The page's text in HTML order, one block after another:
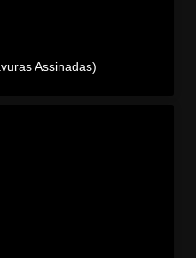
Assinadas)